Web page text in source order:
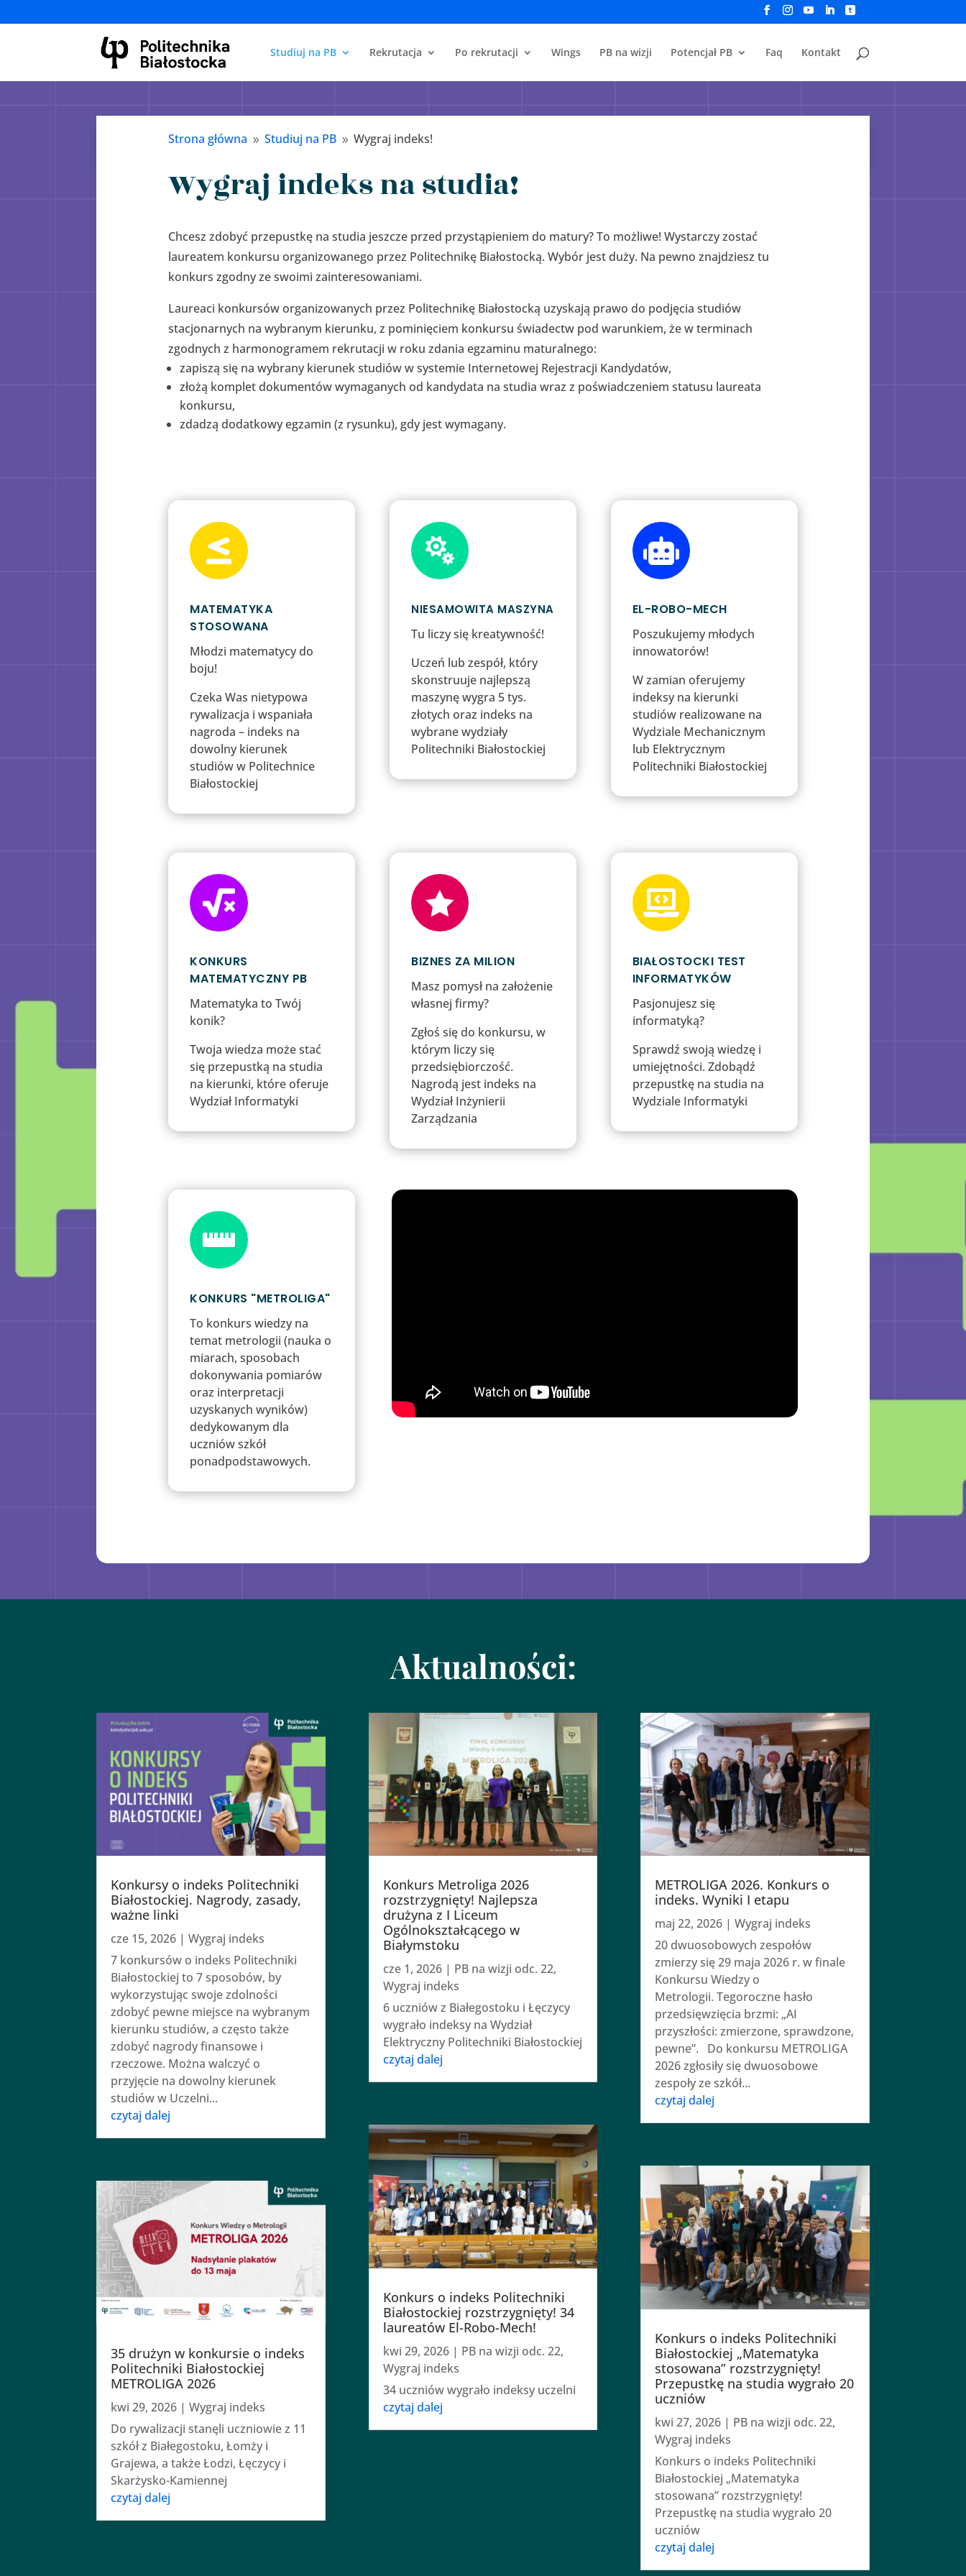
Studiuj na PB Rekrutacja Po rekrutacji Wings PB na wizji Potencjał PB Faq Kontakt
Strona główna 9 Studiuj na PB 9 Wygraj indeks!
Wygraj indeks na studia!
Chcesz zdobyć przepustkę na studia jeszcze przed przystąpieniem do matury? To możliwe! Wystarczy zostać
laureatem konkursu organizowanego przez Politechnikę Białostocką. Wybór jest duży. Na pewno znajdziesz tu
konkurs zgodny ze swoimi zainteresowaniami.
Laureaci konkursów organizowanych przez Politechnikę Białostocką uzyskają prawo do podjęcia studiów
stacjonarnych na wybranym kierunku, z pominięciem konkursu świadectw pod warunkiem, że w terminach
zgodnych z harmonogramem rekrutacji w roku zdania egzaminu maturalnego:
zapiszą się na wybrany kierunek studiów w systemie Internetowej Rejestracji Kandydatów,
złożą komplet dokumentów wymaganych od kandydata na studia wraz z poświadczeniem statusu laureata
konkursu,
zdadzą dodatkowy egzamin (z rysunku), gdy jest wymagany.

MATEMATYKA
STOSOWANA
Młodzi matematycy do
boju!
Czeka Was nietypowa
rywalizacja i wspaniała
nagroda – indeks na
dowolny kierunek
studiów w Politechnice
Białostockiej

NIESAMOWITA MASZYNA
Tu liczy się kreatywność!
Uczeń lub zespół, który
skonstruuje najlepszą
maszynę wygra 5 tys.
złotych oraz indeks na
wybrane wydziały
Politechniki Białostockiej

EL-ROBO-MECH
Poszukujemy młodych
innowatorów!
W zamian oferujemy
indeksy na kierunki
studiów realizowane na
Wydziale Mechanicznym
lub Elektrycznym
Politechniki Białostockiej

KONKURS
MATEMATYCZNY PB
Matematyka to Twój
konik?
Twoja wiedza może stać
się przepustką na studia
na kierunki, które oferuje
Wydział Informatyki

BIZNES ZA MILION
Masz pomysł na założenie
własnej firmy?
Zgłoś się do konkursu, w
którym liczy się
przedsiębiorczość.
Nagrodą jest indeks na
Wydział Inżynierii
Zarządzania

BIAŁOSTOCKI TEST
INFORMATYKÓW
Pasjonujesz się
informatyką?
Sprawdź swoją wiedzę i
umiejętności. Zdobądź
przepustkę na studia na
Wydziale Informatyki

KONKURS "METROLIGA"
To konkurs wiedzy na
temat metrologii (nauka o
miarach, sposobach
dokonywania pomiarów
oraz interpretacji
uzyskanych wyników)
dedykowanym dla
uczniów szkół
ponadpodstawowych.
Aktualności:
Konkursy o indeks Politechniki
Białostockiej. Nagrody, zasady,
ważne linki
cze 15, 2026 |Wygraj indeks
7 konkursów o indeks Politechniki
Białostockiej to 7 sposobów, by
wykorzystując swoje zdolności
zdobyć pewne miejsce na wybranym
kierunku studiów, a często także
zdobyć nagrody finansowe i
rzeczowe. Można walczyć o
przyjęcie na dowolny kierunek
studiów w Uczelni...
czytaj dalej
35 drużyn w konkursie o indeks
Politechniki Białostockiej
METROLIGA 2026
kwi 29, 2026 |Wygraj indeks
Do rywalizacji stanęli uczniowie z 11
szkół z Białegostoku, Łomży i
Grajewa, a także Łodzi, Łęczycy i
Skarżysko-Kamiennej
czytaj dalej
Konkurs Metroliga 2026
rozstrzygnięty! Najlepsza
drużyna z I Liceum
Ogólnokształcącego w
Białymstoku
cze 1, 2026| PB na wizji odc. 22,
Wygraj indeks
6 uczniów z Białegostoku i Łęczycy
wygrało indeksy na Wydział
Elektryczny Politechniki Białostockiej
czytaj dalej
Konkurs o indeks Politechniki
Białostockiej rozstrzygnięty! 34
laureatów El-Robo-Mech!
kwi 29, 2026| PB na wizji odc. 22,
Wygraj indeks
34 uczniów wygrało indeksy uczelni
czytaj dalej
METROLIGA 2026. Konkurs o
indeks. Wyniki I etapu
maj 22, 2026| Wygraj indeks
20 dwuosobowych zespołów
zmierzy się 29 maja 2026 r. w finale
Konkursu Wiedzy o
Metrologii. Tegoroczne hasło
przedsięwzięcia brzmi: „AI
przyszłości: zmierzone, sprawdzone,
pewne”. Do konkursu METROLIGA
2026 zgłosiły się dwuosobowe
zespoły ze szkół...
czytaj dalej
Konkurs o indeks Politechniki
Białostockiej „Matematyka
stosowana” rozstrzygnięty!
Przepustkę na studia wygrało 20
uczniów
kwi 27, 2026| PB na wizji odc. 22,
Wygraj indeks
Konkurs o indeks Politechniki
Białostockiej „Matematyka
stosowana” rozstrzygnięty!
Przepustkę na studia wygrało 20
uczniów
czytaj dalej